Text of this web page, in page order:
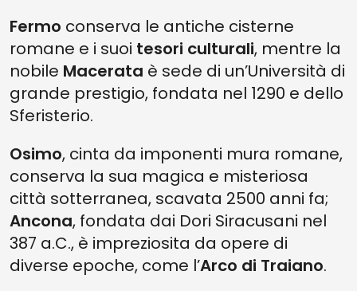
Fermo conserva le antiche cisterne
romane e i suoi tesori culturali, mentre la
nobile Macerata è sede di un’Università di
grande prestigio, fondata nel 1290 e dello
Sferisterio.
Osimo, cinta da imponenti mura romane,
conserva la sua magica e misteriosa
città sotterranea, scavata 2500 anni fa;
Ancona, fondata dai Dori Siracusani nel
387 a.C., è impreziosita da opere di
diverse epoche, come l’Arco di Traiano.